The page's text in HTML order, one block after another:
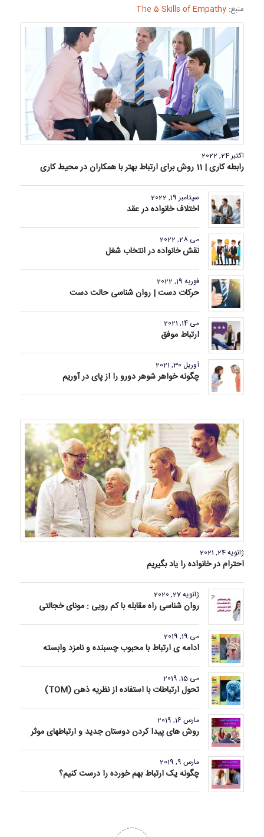
منبع: The 5 Skills of Empathy
اکتبر 24, 2022
رابطه کاری | 11 روش برای ارتباط بهتر با همکاران در محیط کاری
سپتامبر 19, 2022
اختلاف خانواده‌ در عقد
می 28, 2022
نقش خانواده در انتخاب شغل
فوریه 19, 2022
حرکات دست | روان شناسی حالت دست
می 14, 2021
ارتباط موفق
آوریل 30, 2021
چگونه خواهر شوهر دورو را از پای در آوریم
ژانویه 24, 2021
احترام در خانواده را یاد بگیریم
ژانویه 27, 2020
روان شناسی راه مقابله با کم رویی : مونای خجالتی
می 19, 2019
ادامه ی ارتباط با محبوب چسبنده و نامزد وابسته
می 15, 2019
تحول ارتباطات با استفاده از نظریه ذهن (TOM)
مارس 16, 2019
روش های پیدا کردن دوستان جدید و ارتباطهای موثر
مارس 9, 2019
چگونه یک ارتباط بهم خورده را درست کنیم؟